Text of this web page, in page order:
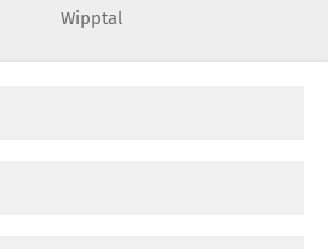
Wipptal